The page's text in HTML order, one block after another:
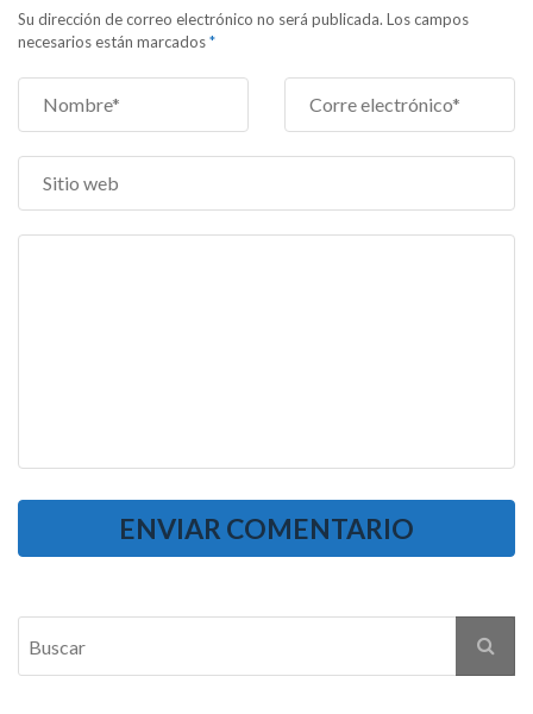
Su dirección de correo electrónico no será publicada. Los campos
necesarios están marcados*